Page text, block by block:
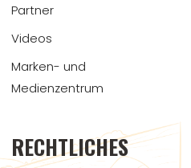
Partner
Videos
Marken- und
Medienzentrum
RECHTLICHES